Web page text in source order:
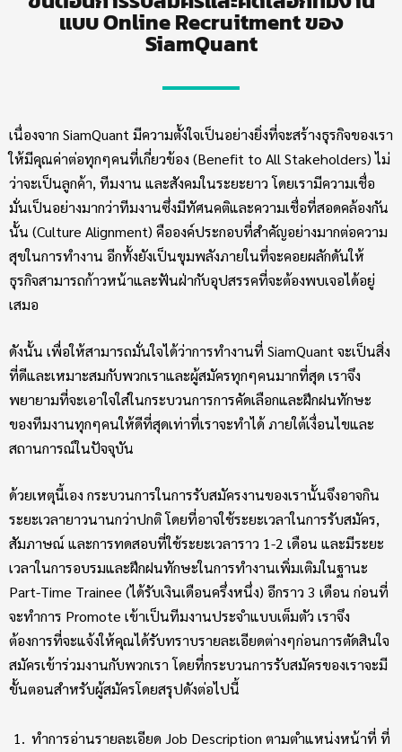
แบบ Online Recruitment ของ
SiamQuant
เนื่องจาก SiamQuant มีความตั้งใจเป็นอย่างยิ่งที่จะสร้างธุรกิจของเรา
ให้มีคุณค่าต่อทุกๆคนที่เกี่ยวข้อง (Benefit to All Stakeholders) ไม่
ว่าจะเป็นลูกค้า, ทีมงาน และสังคมในระยะยาว โดยเรามีความเชื่อ
มั่นเป็นอย่างมากว่าทีมงานซึ่งมีทัศนคติและความเชื่อที่สอดคล้องกัน
นั้น (Culture Alignment) คือองค์ประกอบที่สำคัญอย่างมากต่อความ
สุขในการทำงาน อีกทั้งยังเป็นขุมพลังภายในที่จะคอยผลักดันให้
ธุรกิจสามารถก้าวหน้าและฟันฝ่ากับอุปสรรคที่จะต้องพบเจอได้อยู่
เสมอ
ดังนั้น เพื่อให้สามารถมั่นใจได้ว่าการทำงานที่ SiamQuant จะเป็นสิ่ง
ที่ดีและเหมาะสมกับพวกเราและผู้สมัครทุกๆคนมากที่สุด เราจึง
พยายามที่จะเอาใจใส่ในกระบวนการการคัดเลือกและฝึกฝนทักษะ
ของทีมงานทุกๆคนให้ดีที่สุดเท่าที่เราจะทำได้ ภายใต้เงื่อนไขและ
สถานการณ์ในปัจจุบัน
ด้วยเหตุนี้เอง กระบวนการในการรับสมัครงานของเรานั้นจึงอาจกิน
ระยะเวลายาวนานกว่าปกติ โดยที่อาจใช้ระยะเวลาในการรับสมัคร,
สัมภาษณ์ และการทดสอบที่ใช้ระยะเวลาราว 1-2 เดือน และมีระยะ
เวลาในการอบรมและฝึกฝนทักษะในการทำงานเพิ่มเติมในฐานะ
Part-Time Trainee (ได้รับเงินเดือนครึ่งหนึ่ง) อีกราว 3 เดือน ก่อนที่
จะทำการ Promote เข้าเป็นทีมงานประจำแบบเต็มตัว เราจึง
ต้องการที่จะแจ้งให้คุณได้รับทราบรายละเอียดต่างๆก่อนการตัดสินใจ
สมัครเข้าร่วมงานกับพวกเรา โดยที่กระบวนการรับสมัครของเราจะมี
ขั้นตอนสำหรับผู้สมัครโดยสรุปดังต่อไปนี้
ทำการอ่านรายละเอียด Job Description ตามตำแหน่งหน้าที่ ที่